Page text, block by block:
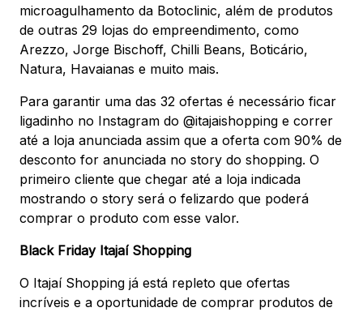
Comodidades Eventos Cinema
Vitrine virtual
microagulhamento da Botoclinic, além de produtos
de outras 29 lojas do empreendimento, como
Arezzo, Jorge Bischoff, Chilli Beans, Boticário,
Natura, Havaianas e muito mais.
Para garantir uma das 32 ofertas é necessário ficar
ligadinho no Instagram do @itajaishopping e correr
até a loja anunciada assim que a oferta com 90% de
desconto for anunciada no story do shopping. O
primeiro cliente que chegar até a loja indicada
mostrando o story será o felizardo que poderá
comprar o produto com esse valor.
Black Friday Itajaí Shopping
O Itajaí Shopping já está repleto que ofertas
incríveis e a oportunidade de comprar produtos de